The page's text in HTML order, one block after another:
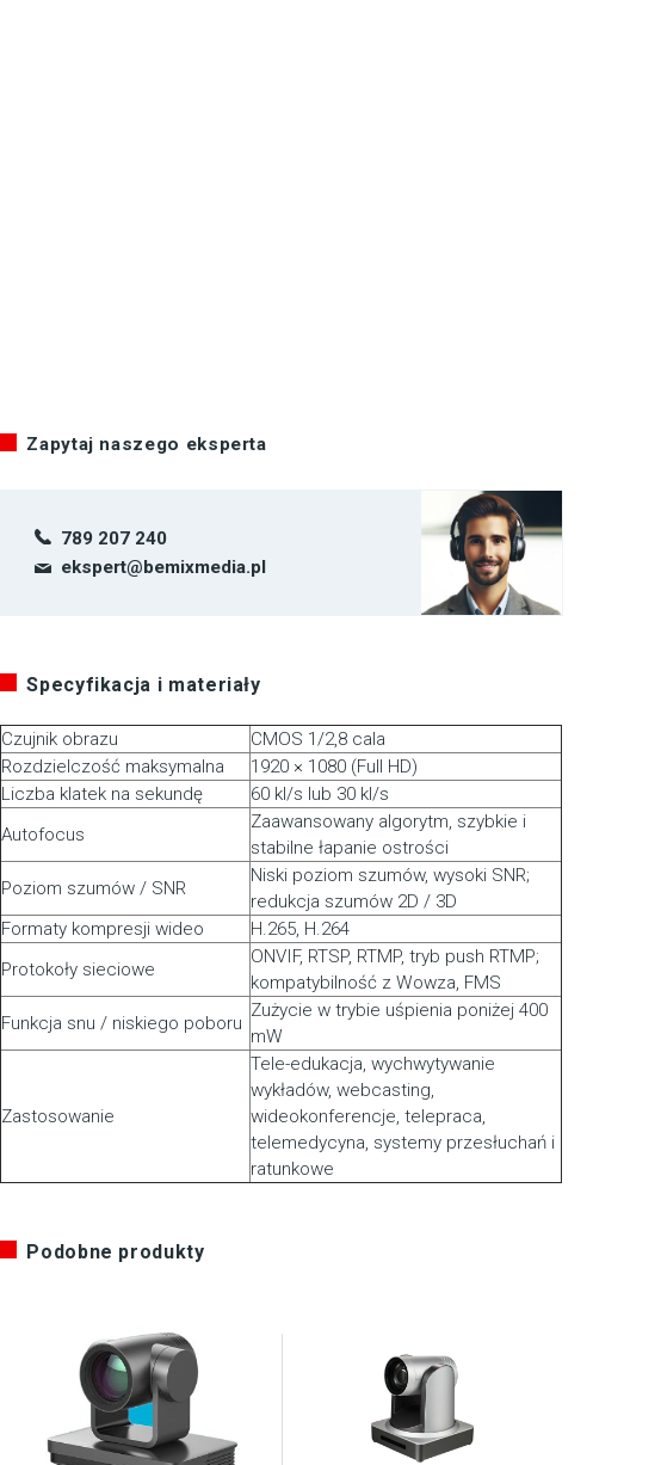
Zapytaj naszego eksperta
789 207 240
ekspert@bemixmedia.pl
Specyfikacja i materiały
Czujnik obrazu
CMOS 1/2,8 cala
Rozdzielczość maksymalna
1920 × 1080 (Full HD)
Liczba klatek na sekundę
60 kl/s lub 30 kl/s
Autofocus
Zaawansowany algorytm, szybkie i
stabilne łapanie ostrości
Poziom szumów / SNR
Niski poziom szumów, wysoki SNR;
redukcja szumów 2D / 3D
Formaty kompresji wideo
H.265, H.264
Protokoły sieciowe
ONVIF, RTSP, RTMP, tryb push RTMP;
kompatybilność z Wowza, FMS
Funkcja snu / niskiego poboru
Zużycie w trybie uśpienia poniżej 400
mW
Zastosowanie
Tele-edukacja, wychwytywanie
wykładów, webcasting,
wideokonferencje, telepraca,
telemedycyna, systemy przesłuchań i
ratunkowe
Podobne produkty